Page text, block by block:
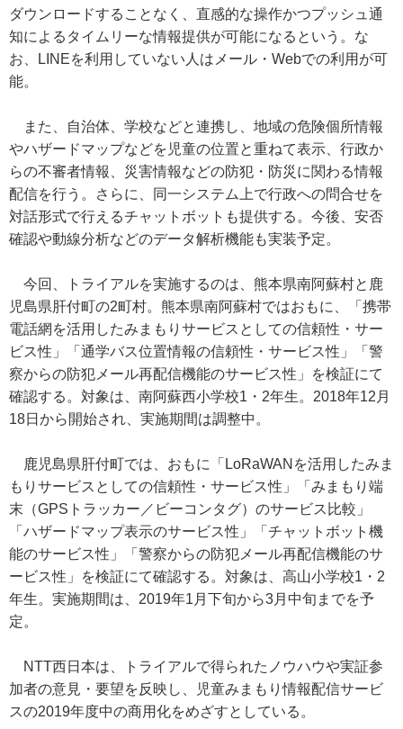
ダウンロードすることなく、直感的な操作かつプッシュ通
知によるタイムリーな情報提供が可能になるという。な
お、LINEを利用していない人はメール・Webでの利用が可
能。
また、自治体、学校などと連携し、地域の危険個所情報
やハザードマップなどを児童の位置と重ねて表示、行政か
らの不審者情報、災害情報などの防犯・防災に関わる情報
配信を行う。さらに、同一システム上で行政への問合せを
対話形式で行えるチャットボットも提供する。今後、安否
確認や動線分析などのデータ解析機能も実装予定。
今回、トライアルを実施するのは、熊本県南阿蘇村と鹿
児島県肝付町の2町村。熊本県南阿蘇村ではおもに、「携帯
電話網を活用したみまもりサービスとしての信頼性・サー
ビス性」「通学バス位置情報の信頼性・サービス性」「警
察からの防犯メール再配信機能のサービス性」を検証にて
確認する。対象は、南阿蘇西小学校1・2年生。2018年12月
18日から開始され、実施期間は調整中。
鹿児島県肝付町では、おもに「LoRaWANを活用したみま
もりサービスとしての信頼性・サービス性」「みまもり端
末（GPSトラッカー／ビーコンタグ）のサービス比較」
「ハザードマップ表示のサービス性」「チャットボット機
能のサービス性」「警察からの防犯メール再配信機能のサ
ービス性」を検証にて確認する。対象は、高山小学校1・2
年生。実施期間は、2019年1月下旬から3月中旬までを予
定。
NTT西日本は、トライアルで得られたノウハウや実証参
加者の意見・要望を反映し、児童みまもり情報配信サービ
スの2019年度中の商用化をめざすとしている。